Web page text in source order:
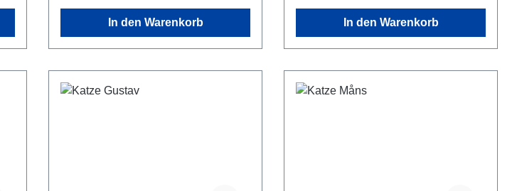
In den Warenkorb In den Warenkorb